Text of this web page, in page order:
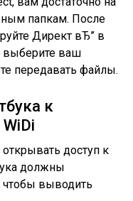
папкам. После
Директ вЂ” в
выберите ваш
передавать файлы.
к
открывать доступ к
должны
чтобы выводить